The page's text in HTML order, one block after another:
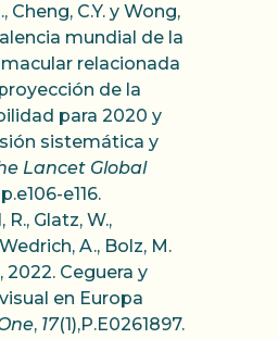
Cheng, C.Y. y Wong,
mundial de la
relacionada
de la
para 2020 y
sistemática y
Lancet Global
e116.
R., Glatz, W.,
A., Bolz, M.
2022. Ceguera y
en Europa
, 17(1),P.E0261897.